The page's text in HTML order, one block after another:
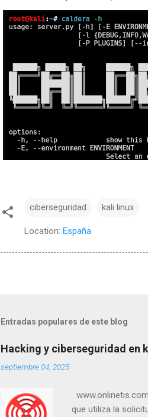
ciberseguridad kali linux
Location: España
Entradas populares de este blog
Hacking y ciberseguridad en
septiembre 04, 2025
que utiliza la